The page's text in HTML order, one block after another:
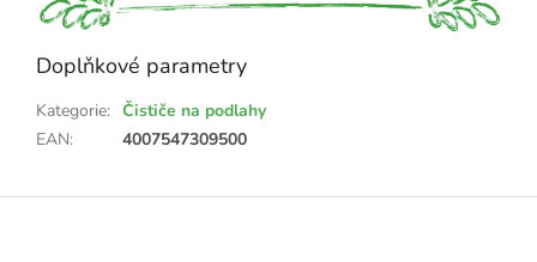
Doplňkové parametry
Kategorie: Čističe na podlahy
EAN: 4007547309500
Z